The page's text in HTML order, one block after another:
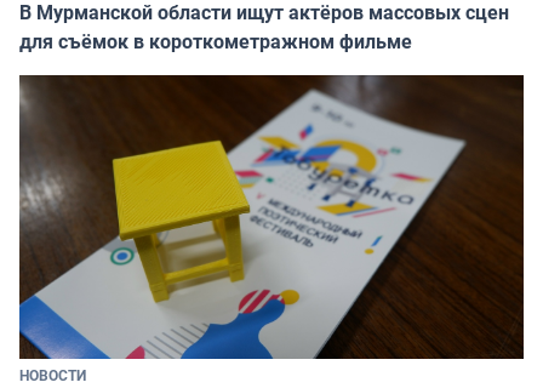
В Мурманской области ищут актёров массовых сцен
для съёмок в короткометражном фильме
НОВОСТИ